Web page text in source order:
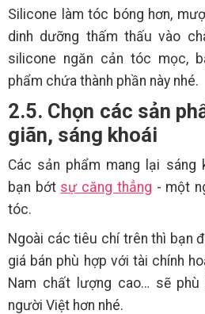
Silicone làm tóc bóng hơn,
dinh dưỡng thấm thấu vào
silicone ngăn cản tóc mọc,
phẩm chứa thành phần này nhé.
2.5. Chọn các sản
giãn, sáng khoái
Các sản phẩm mang lại sáng
bạn bớt sự căng thẳng - một
tóc.
Ngoài các tiêu chí trên thì bạn
giá bán phù hợp với tài chính
Nam chất lượng cao… sẽ
người Việt hơn nhé.